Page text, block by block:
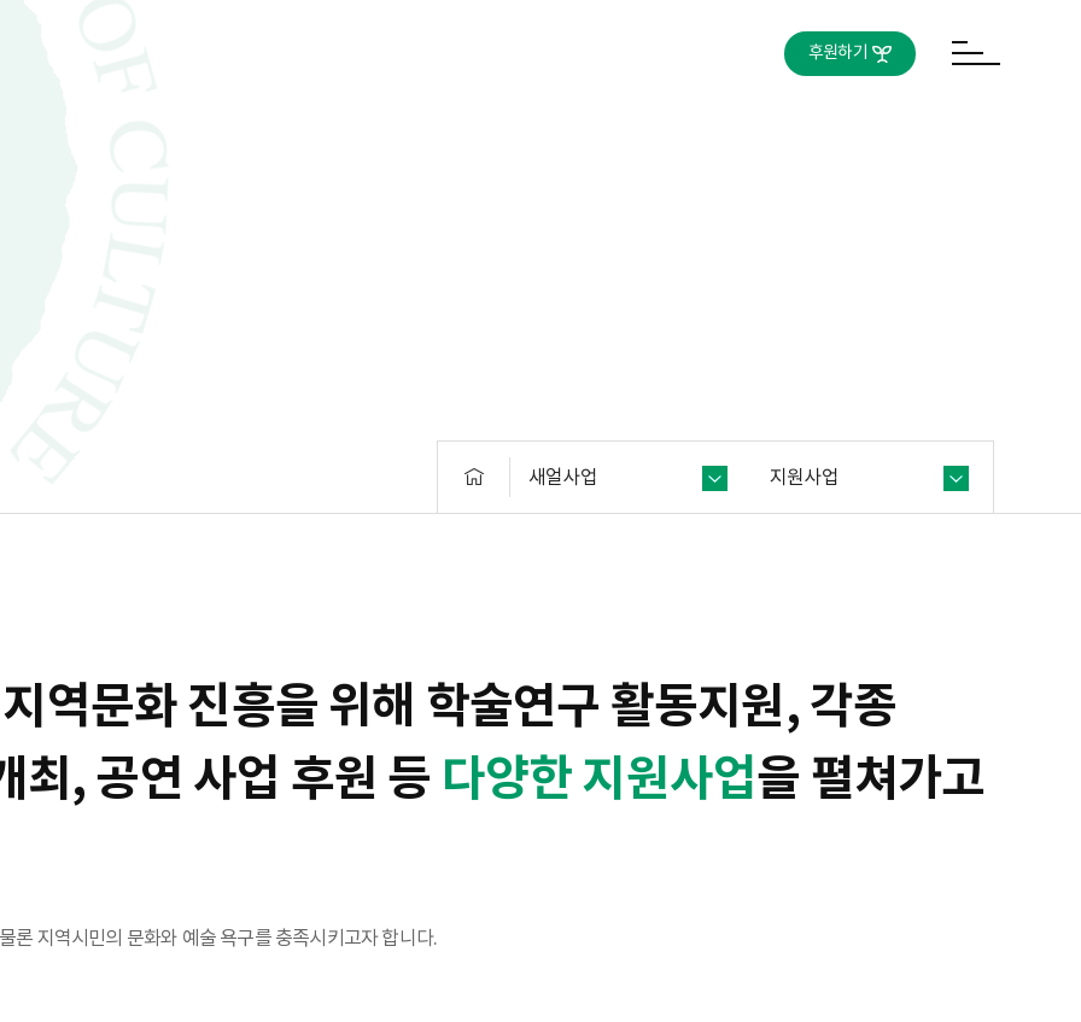
후원하기
새얼사업 지원사업
역문화 진흥을 위해 학술연구 활동지원, 각종
최, 공연 사업 후원 등 다양한 지원사업을 펼쳐가고
론 지역시민의 문화와 예술 욕구를 충족시키고자 합니다.